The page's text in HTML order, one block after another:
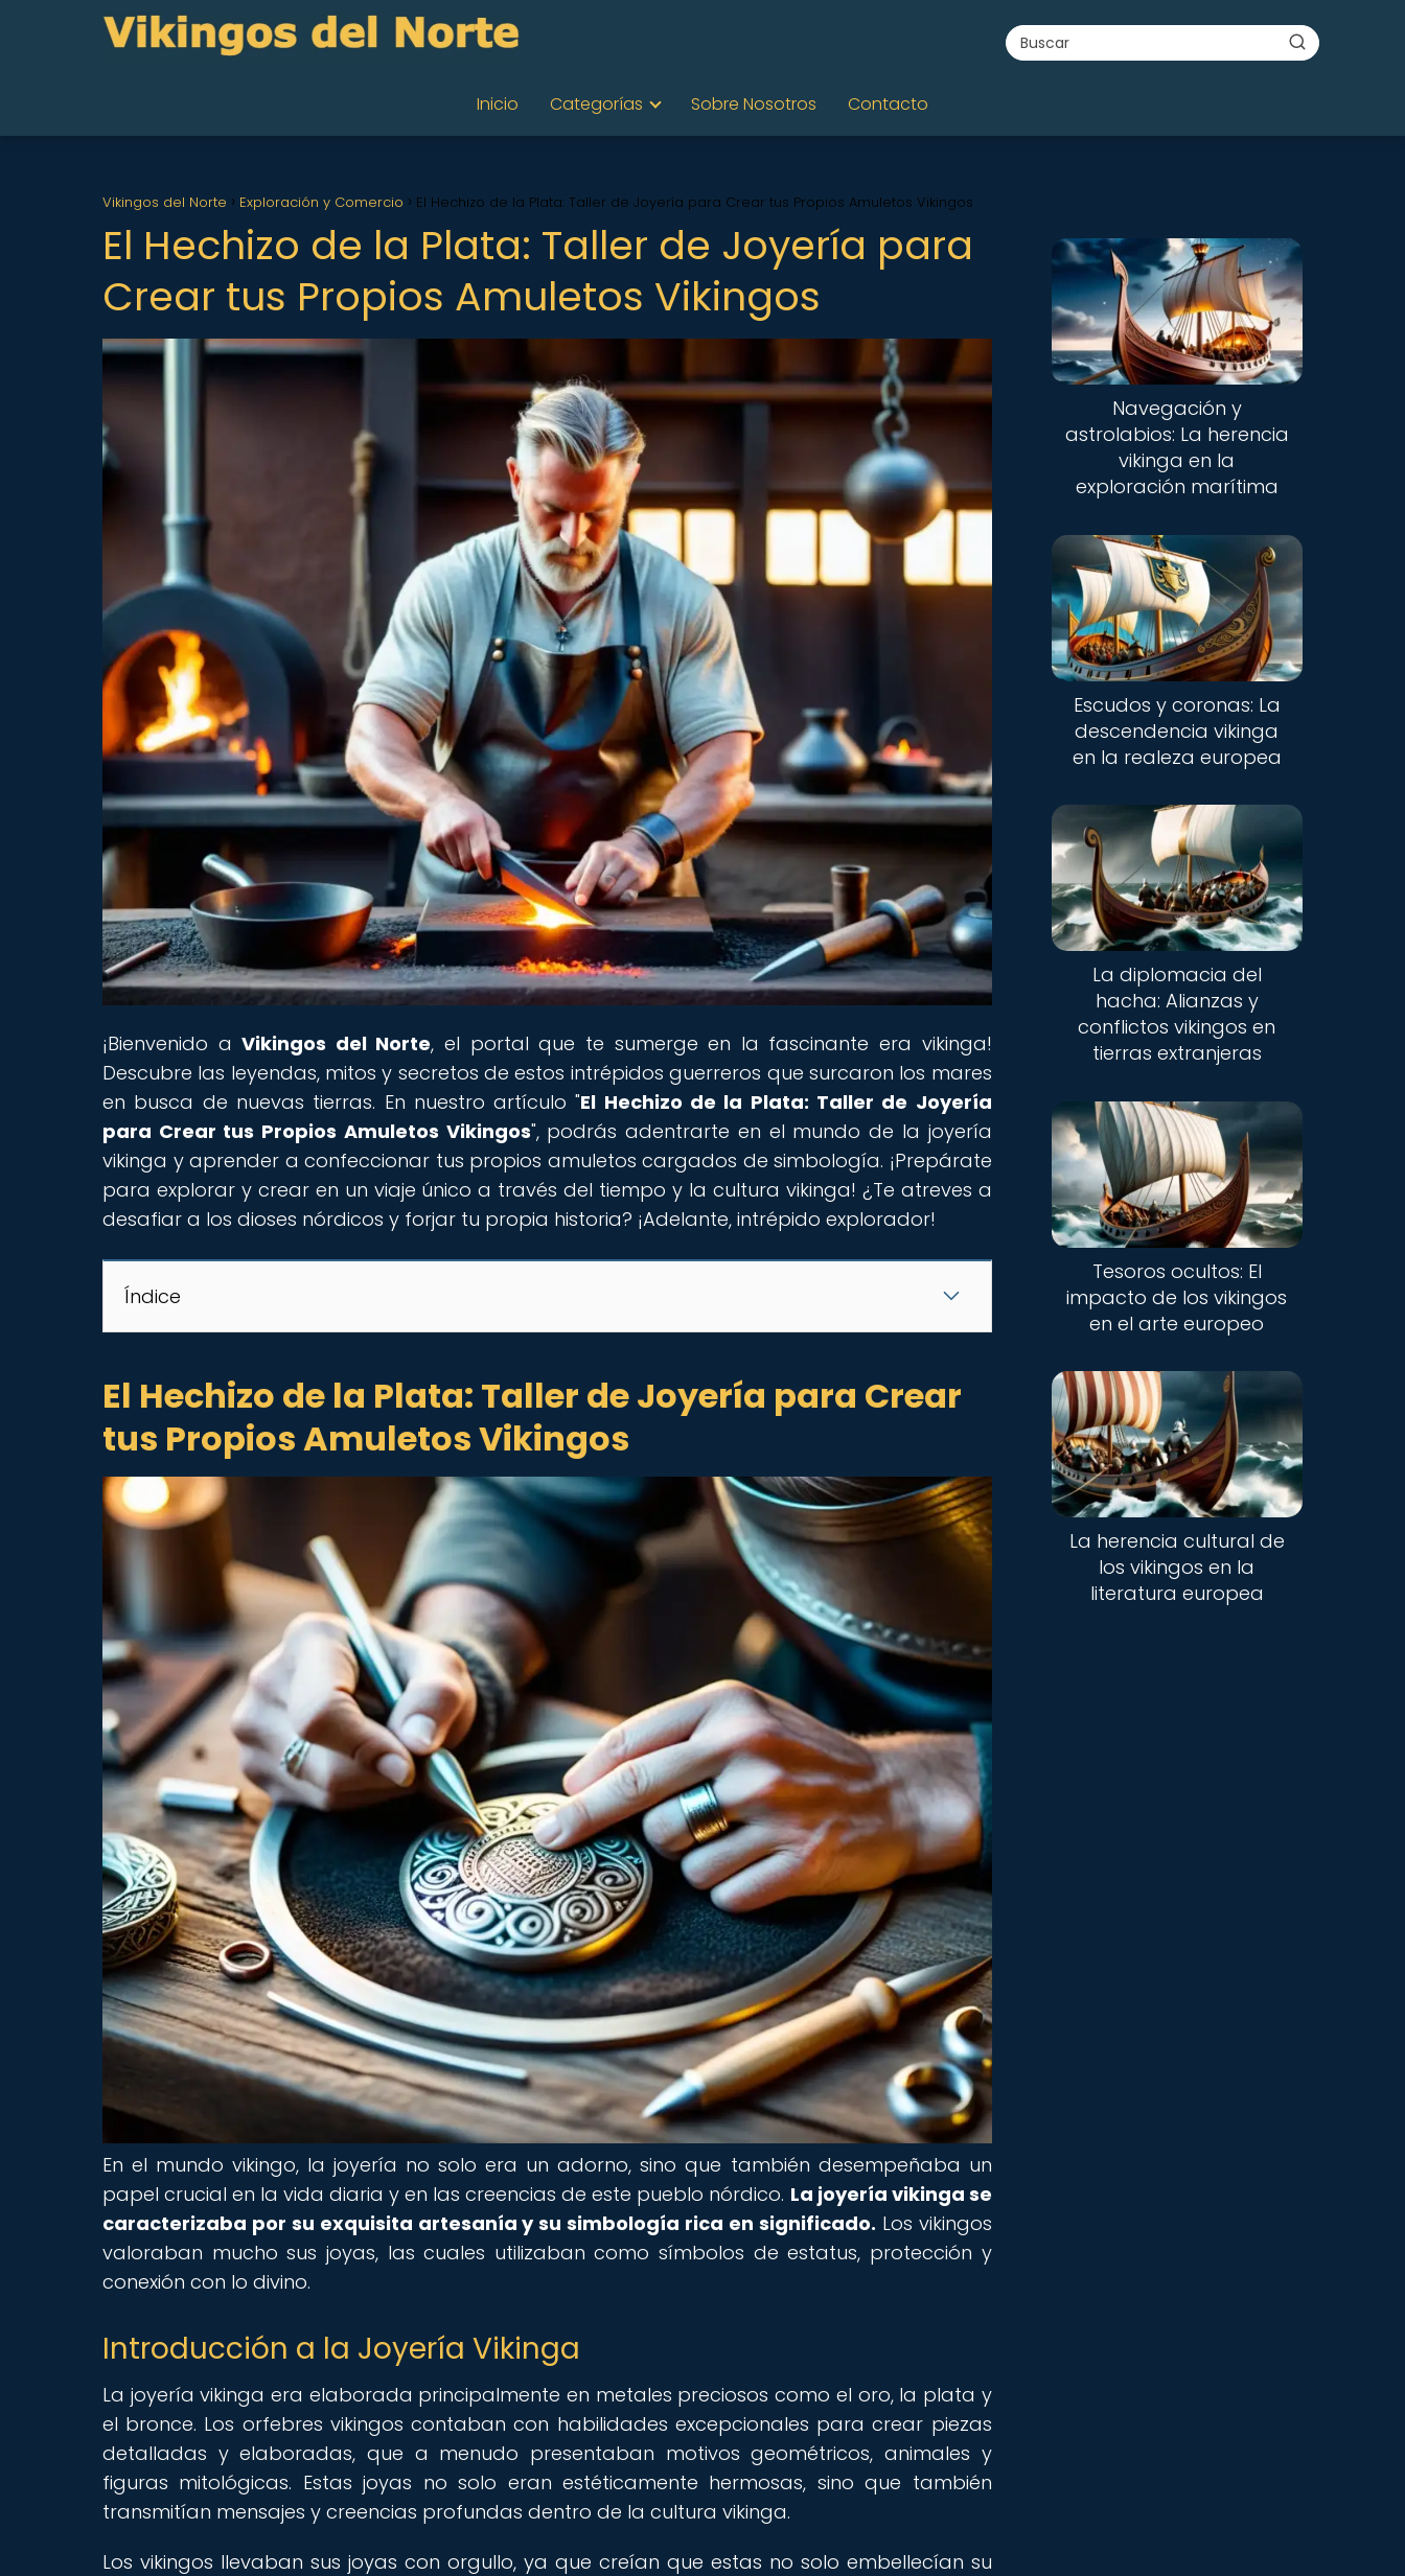
Inicio Categorías Sobre Nosotros Contacto
Vikingos del Norte Exploración y Comercio El Hechizo de la Plata: Taller de Joyería para Crear tus Propios Amuletos Vikingos
El Hechizo de la Plata: Taller de Joyería para
Crear tus Propios Amuletos Vikingos
¡Bienvenido aVikingos del Norte, el portal que te sumerge en la fascinante era vikinga!
Descubre las leyendas, mitos y secretos de estos intrépidos guerreros que surcaron los mares
en busca de nuevas tierras. En nuestro artículo "El Hechizo de la Plata: Taller de Joyería
para Crear tus Propios Amuletos Vikingos", podrás adentrarte en el mundo de la joyería
vikinga y aprender a confeccionar tus propios amuletos cargados de simbología. ¡Prepárate
para explorar y crear en un viaje único a través del tiempo y la cultura vikinga! ¿Te atreves a
desafiar a los dioses nórdicos y forjar tu propia historia? ¡Adelante, intrépido explorador!
Índice
El Hechizo de la Plata: Taller de Joyería para Crear
tus Propios Amuletos Vikingos
En el mundo vikingo, la joyería no solo era un adorno, sino que también desempeñaba un
papel crucial en la vida diaria y en las creencias de este pueblo nórdico. La joyería vikinga se
caracterizaba por su exquisita artesanía y su simbología rica en significado. Los vikingos
valoraban mucho sus joyas, las cuales utilizaban como símbolos de estatus, protección y
conexión con lo divino.
Introducción a la Joyería Vikinga
La joyería vikinga era elaborada principalmente en metales preciosos como el oro, la plata y
el bronce. Los orfebres vikingos contaban con habilidades excepcionales para crear piezas
detalladas y elaboradas, que a menudo presentaban motivos geométricos, animales y
figuras mitológicas. Estas joyas no solo eran estéticamente hermosas, sino que también
transmitían mensajes y creencias profundas dentro de la cultura vikinga.
Los vikingos llevaban sus joyas con orgullo, ya que creían que estas no solo embellecían su
Navegación y
astrolabios: La herencia
vikinga en la
exploración marítima
Escudos y coronas: La
descendencia vikinga
en la realeza europea
La diplomacia del
hacha: Alianzas y
conflictos vikingos en
tierras extranjeras
Tesoros ocultos: El
impacto de los vikingos
en el arte europeo
La herencia cultural de
los vikingos en la
literatura europea